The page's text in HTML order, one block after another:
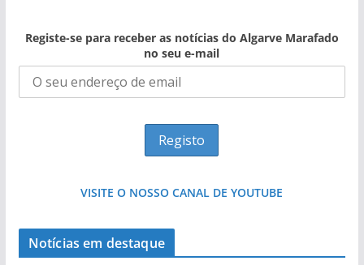
Registe-se para receber as notícias do Algarve Marafado
no seu e-mail
VISITE O NOSSO CANAL DE YOUTUBE
Notícias em destaque